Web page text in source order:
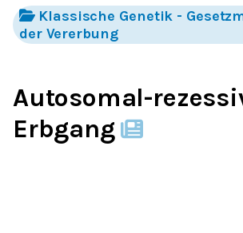
Klassische Genetik -
der Vererbung
Autosomal-
Erbgang